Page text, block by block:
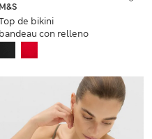
M&S
de bikini
bandeau con relleno
y cuello Halter